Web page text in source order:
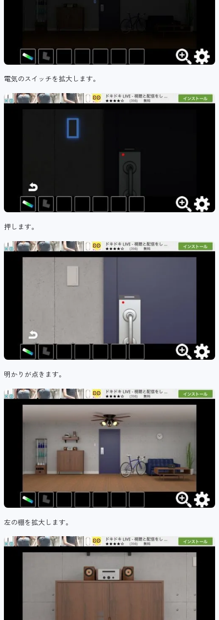
電気のスイッチを拡大します。
押します。
明かりが点きます。
左の棚を拡大します。